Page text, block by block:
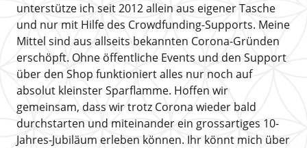
unterstütze ich seit 2012 allein aus eigener Tasche
und nur mit Hilfe des Crowdfunding-Supports. Meine
Mittel sind aus allseits bekannten Corona-Gründen
erschöpft. Ohne öffentliche Events und den Support
über den Shop funktioniert alles nur noch auf
absolut kleinster Sparflamme. Hoffen wir
gemeinsam, dass wir trotz Corona wieder bald
durchstarten und miteinander ein grossartiges 10-
Jahres-Jubiläum erleben können. Ihr könnt mich über